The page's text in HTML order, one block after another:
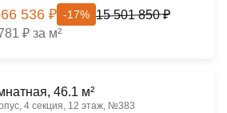
536 ₽ -17% 15 501 850 ₽
₽ за м²
46.1 м²
4 секция, 12 этаж, №383